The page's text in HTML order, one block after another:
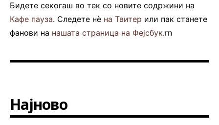
Бидете секогаш во тек со новите содржини на
Кафе пауза. Следете нè на Твитер или пак станете
фанови на нашата страница на Фејсбук.rn
Најново